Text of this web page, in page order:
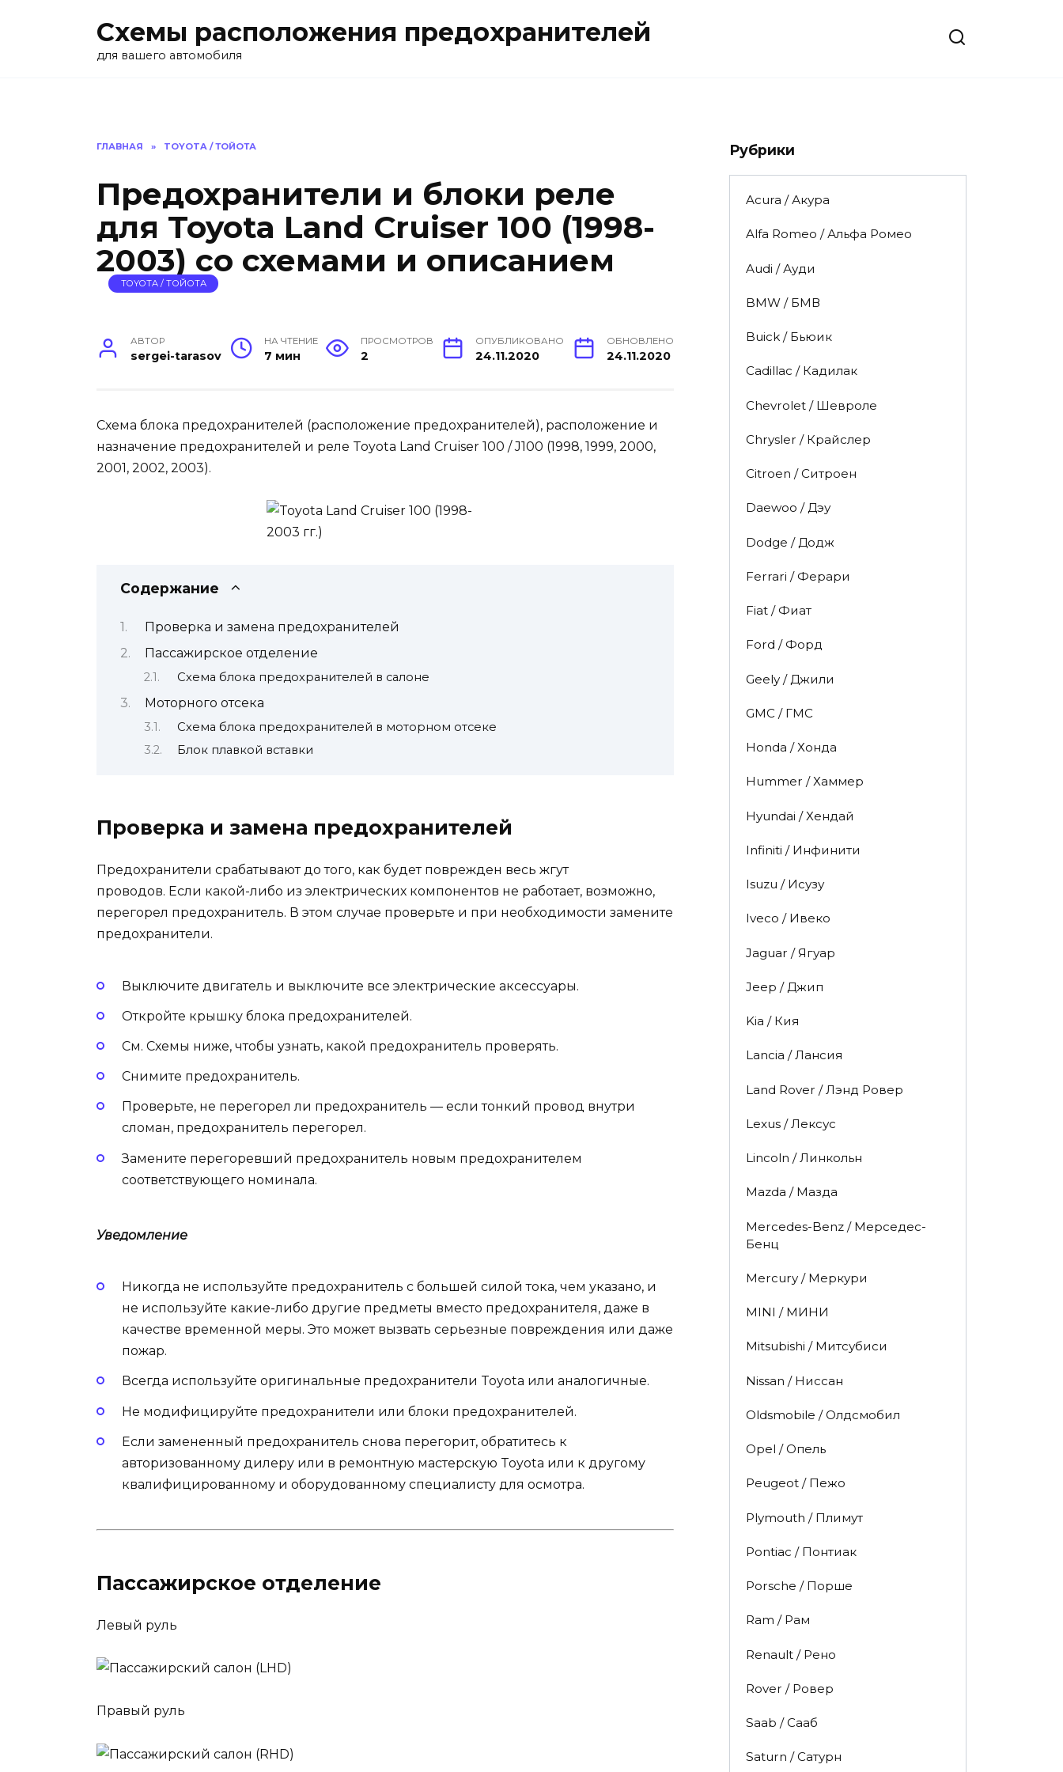
Схемы расположения предохранителей
для вашего автомобиля
ГЛАВНАЯ » TOYOTA / ТОЙОТА
Предохранители и блоки реле
для Toyota Land Cruiser 100 (1998-
2003) со схемами и описанием
TOYOTA / ТОЙОТА
АВТОР
sergei-tarasov
НА ЧТЕНИЕ
7 мин
ПРОСМОТРОВ
2
ОПУБЛИКОВАНО
24.11.2020
ОБНОВЛЕНО
24.11.2020
Схема блока предохранителей (расположение предохранителей), расположение и
назначение предохранителей и реле Toyota Land Cruiser 100 / J100 (1998, 1999, 2000,
2001, 2002, 2003).
Содержание
Проверка и замена предохранителей
Пассажирское отделение
Схема блока предохранителей в салоне
Моторного отсека
Схема блока предохранителей в моторном отсеке
Блок плавкой вставки
Проверка и замена предохранителей
Предохранители срабатывают до того, как будет поврежден весь жгут
проводов. Если какой-либо из электрических компонентов не работает, возможно,
перегорел предохранитель. В этом случае проверьте и при необходимости замените
предохранители.
Выключите двигатель и выключите все электрические аксессуары.
Откройте крышку блока предохранителей.
См. Схемы ниже, чтобы узнать, какой предохранитель проверять.
Снимите предохранитель.
Проверьте, не перегорел ли предохранитель — если тонкий провод внутри
сломан, предохранитель перегорел.
Замените перегоревший предохранитель новым предохранителем
соответствующего номинала.
Уведомление
Никогда не используйте предохранитель с большей силой тока, чем указано, и
не используйте какие-либо другие предметы вместо предохранителя, даже в
качестве временной меры. Это может вызвать серьезные повреждения или даже
пожар.
Всегда используйте оригинальные предохранители Toyota или аналогичные.
Не модифицируйте предохранители или блоки предохранителей.
Если замененный предохранитель снова перегорит, обратитесь к
авторизованному дилеру или в ремонтную мастерскую Toyota или к другому
квалифицированному и оборудованному специалисту для осмотра.
Пассажирское отделение
Левый руль
Правый руль
Рубрики
Acura / Акура
Alfa Romeo / Альфа Ромео
Audi / Ауди
BMW / БМВ
Buick / Бьюик
Cadillac / Кадилак
Chevrolet / Шевроле
Chrysler / Крайслер
Citroen / Ситроен
Daewoo / Дэу
Dodge / Додж
Ferrari / Ферари
Fiat / Фиат
Ford / Форд
Geely / Джили
GMC / ГМС
Honda / Хонда
Hummer / Хаммер
Hyundai / Хендай
Infiniti / Инфинити
Isuzu / Исузу
Iveco / Ивеко
Jaguar / Ягуар
Jeep / Джип
Kia / Кия
Lancia / Лансия
Land Rover / Лэнд Ровер
Lexus / Лексус
Lincoln / Линкольн
Mazda / Мазда
Mercedes-Benz / Мерседес-
Бенц
Mercury / Меркури
MINI / МИНИ
Mitsubishi / Митсубиси
Nissan / Ниссан
Oldsmobile / Олдсмобил
Opel / Опель
Peugeot / Пежо
Plymouth / Плимут
Pontiac / Понтиак
Porsche / Порше
Ram / Рам
Renault / Рено
Rover / Ровер
Saab / Сааб
Saturn / Сатурн